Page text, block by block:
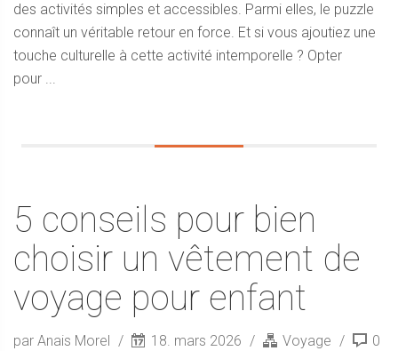
des activités simples et accessibles. Parmi elles, le puzzle
connaît un véritable retour en force. Et si vous ajoutiez une
touche culturelle à cette activité intemporelle ? Opter
pour ...
5 conseils pour bien
choisir un vêtement de
voyage pour enfant
par Anais Morel 18. mars 2026 Voyage 0